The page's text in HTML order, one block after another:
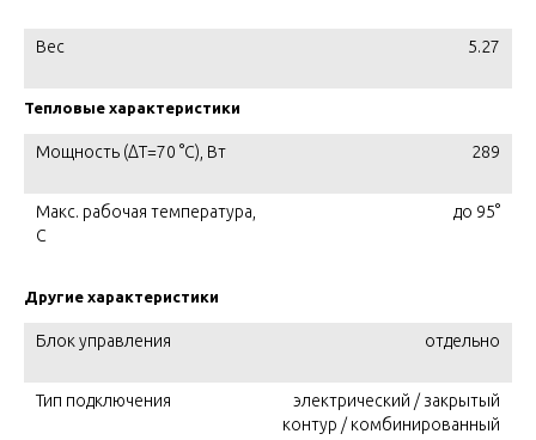
Вес 5.27
Тепловые характеристики
Мощность (ΔT=70 °C), Вт 289
Макс. рабочая температура,
C
до 95°
Другие характеристики
Блок управления отдельно
Тип подключения
электрический / закрытый
контур / комбинированный